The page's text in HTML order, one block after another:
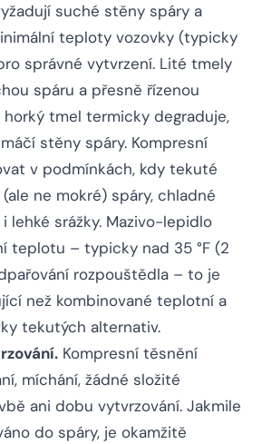
suché stěny spáry a
teploty vozovky (typicky
správné vytvrzení. Lité tmely
spáru a přesně řízenou
tmel termicky degraduje,
stěny spáry. Kompresní
v podmínkách, kdy tekuté
ne mokré) spáry, chladné
lehké srážky. Mazivo-lepidlo
teplotu – typicky nad 35 °F (2
rozpouštědla – to je
než kombinované teplotní a
tekutých alternativ.
Kompresní těsnění
míchání, žádné složité
ani dobu vytvrzování. Jakmile
do spáry, je okamžitě